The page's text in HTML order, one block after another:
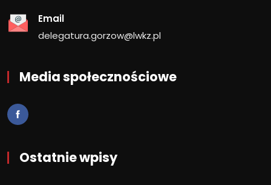
Email
delegatura.gorzow@lwkz.pl
Media społecznościowe
Ostatnie wpisy